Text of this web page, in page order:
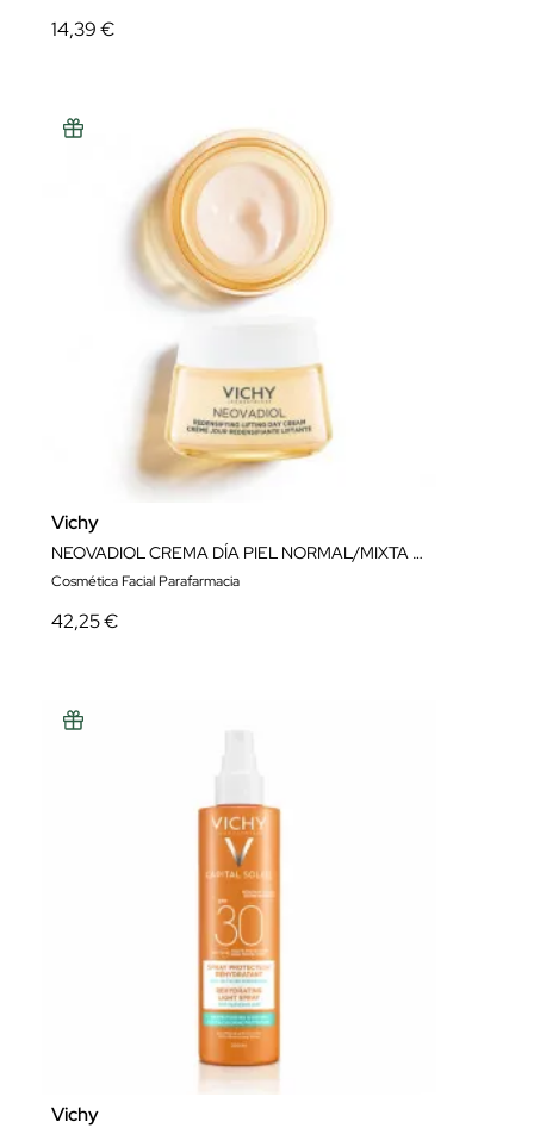
14,39 €
Vichy
NEOVADIOL CREMA DÍA PIEL NORMAL/MIXTA 50ML
Cosmética Facial Parafarmacia
42,25 €
Vichy